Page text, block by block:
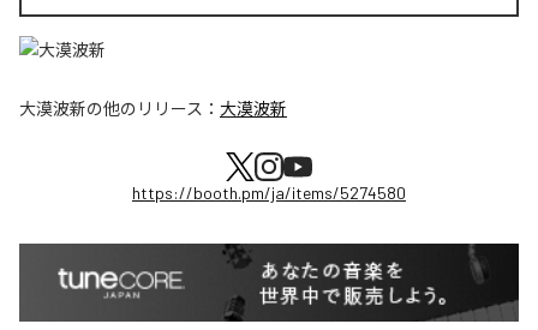
大漠波新の他のリリース： 大漠波新
https://booth.pm/ja/items/5274580